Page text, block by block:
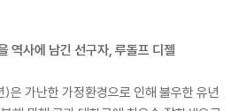
역사에 남긴 선구자, 루돌프 디젤
가난한 가정환경으로 인해 불우한 유년